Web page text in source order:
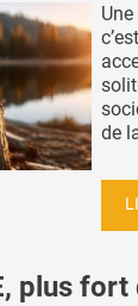
de
plus